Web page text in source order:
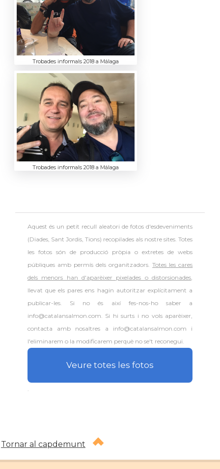
Trobades informals 2018 a Málaga
Trobades informals 2018 a Málaga
Aquest és un petit recull aleatori defotos d'esdeveniments
(Diades, Sant Jordis, Tions) recopilades als nostre sites. Totes
les fotos són de producció pròpia o extretes de webs
públiques amb permís dels organitzadors.Totes les cares
dels menors han d'aparèixer pixelades o distorsionades,
llevat que els pares ens hagin autoritzar explícitament a
publicar-les. Si no és així fes-nos-ho saber a
info@catalansalmon.com. Si hi surts i no vols aparèixer,
contacta amb nosaltres a info@catalansalmon.com i
l'eliminarem o la modificarem perquè no se't reconegui.
Veure totes les fotos
Tornar al capdemunt